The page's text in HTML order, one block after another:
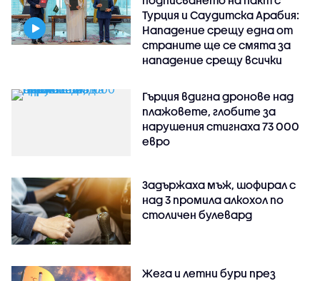
Турция и Саудитска Арабия:
Нападение срещу една от
страните ще се смята за
нападение срещу всички
Гърция вдигна дронове над
плажовете, глобите за
нарушения стигнаха 73 000
евро
Задържаха мъж, шофирал с
над 3 промила алкохол по
столичен булевард
Жега и летни бури през